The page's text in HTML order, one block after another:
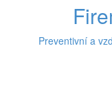
Preventivní a